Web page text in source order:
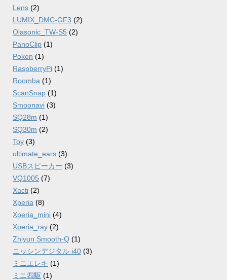
Lens (2)
LUMIX_DMC-GF3 (2)
Olasonic_TW-S5 (2)
PanoClip (1)
Poken (1)
RaspberryPi (1)
Roomba (1)
ScanSnap (1)
Smoonavi (3)
SQ28m (1)
SQ30m (2)
Toy (3)
ultimate_ears (3)
USBスピーカー (3)
VQ1005 (7)
Xacti (2)
Xperia (8)
Xperia_mini (4)
Xperia_ray (2)
Zhiyun Smooth-Q (1)
ニッシンデジタル i40 (3)
ミニエレキ (1)
ミニ四駆 (1)